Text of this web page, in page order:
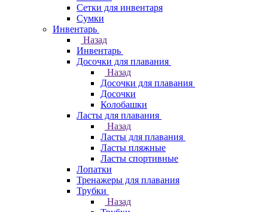
Сетки для инвентаря
Сумки
Инвентарь
Назад
Инвентарь
Досочки для плавания
Назад
Досочки для плавания
Досочки
Колобашки
Ласты для плавания
Назад
Ласты для плавания
Ласты пляжные
Ласты спортивные
Лопатки
Тренажеры для плавания
Трубки
Назад